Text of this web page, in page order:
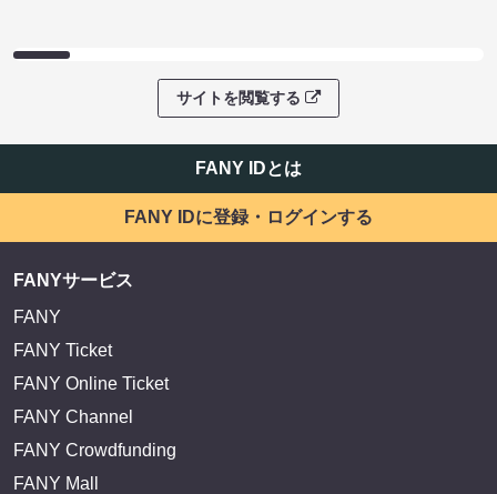
サイトを閲覧する
FANY IDとは
FANY IDに登録・ログインする
FANYサービス
FANY
FANY Ticket
FANY Online Ticket
FANY Channel
FANY Crowdfunding
FANY Mall